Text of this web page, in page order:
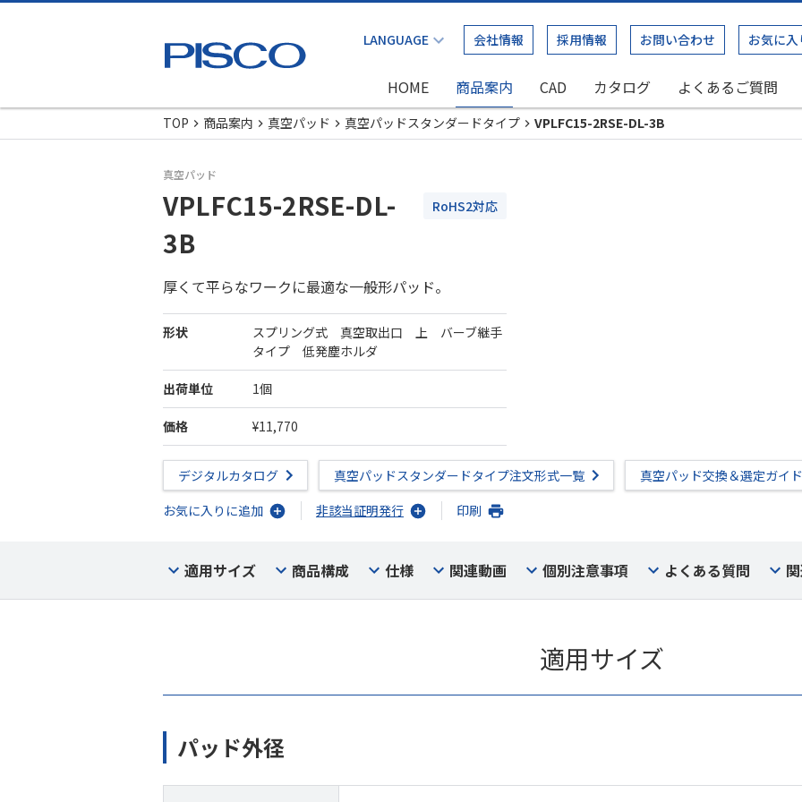
会社情報 採用情報 お問い合わせ お気に入
HOME 商品案内 CAD カタログ よくあるご質問
TOP
商品案内 真空パッド 真空パッドスタンダードタイプ VPLFC15-2RSE-DL-3B
真空パッド
VPLFC15-2RSE-DL-
3B
RoHS2対応
厚くて平らなワークに最適な一般形パッド。
形状
スプリング式 真空取出口 上 バーブ継手
タイプ 低発塵ホルダ
出荷単位 1個
価格 ¥11,770
デジタルカタログ 真空パッドスタンダードタイプ注文形式一覧
真空パッド交換＆選定ガイド
お気に入りに追加
非該当証明発行 印刷
適用サイズ 商品構成 仕様 関連動画 個別注意事項 よくある質問
適用サイズ
パッド外径